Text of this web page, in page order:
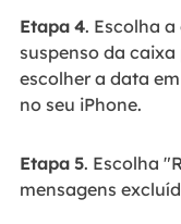
Etapa 4. Escolha
suspenso da
escolher a data
no seu iPhone.
Etapa 5. Escolha
mensagens